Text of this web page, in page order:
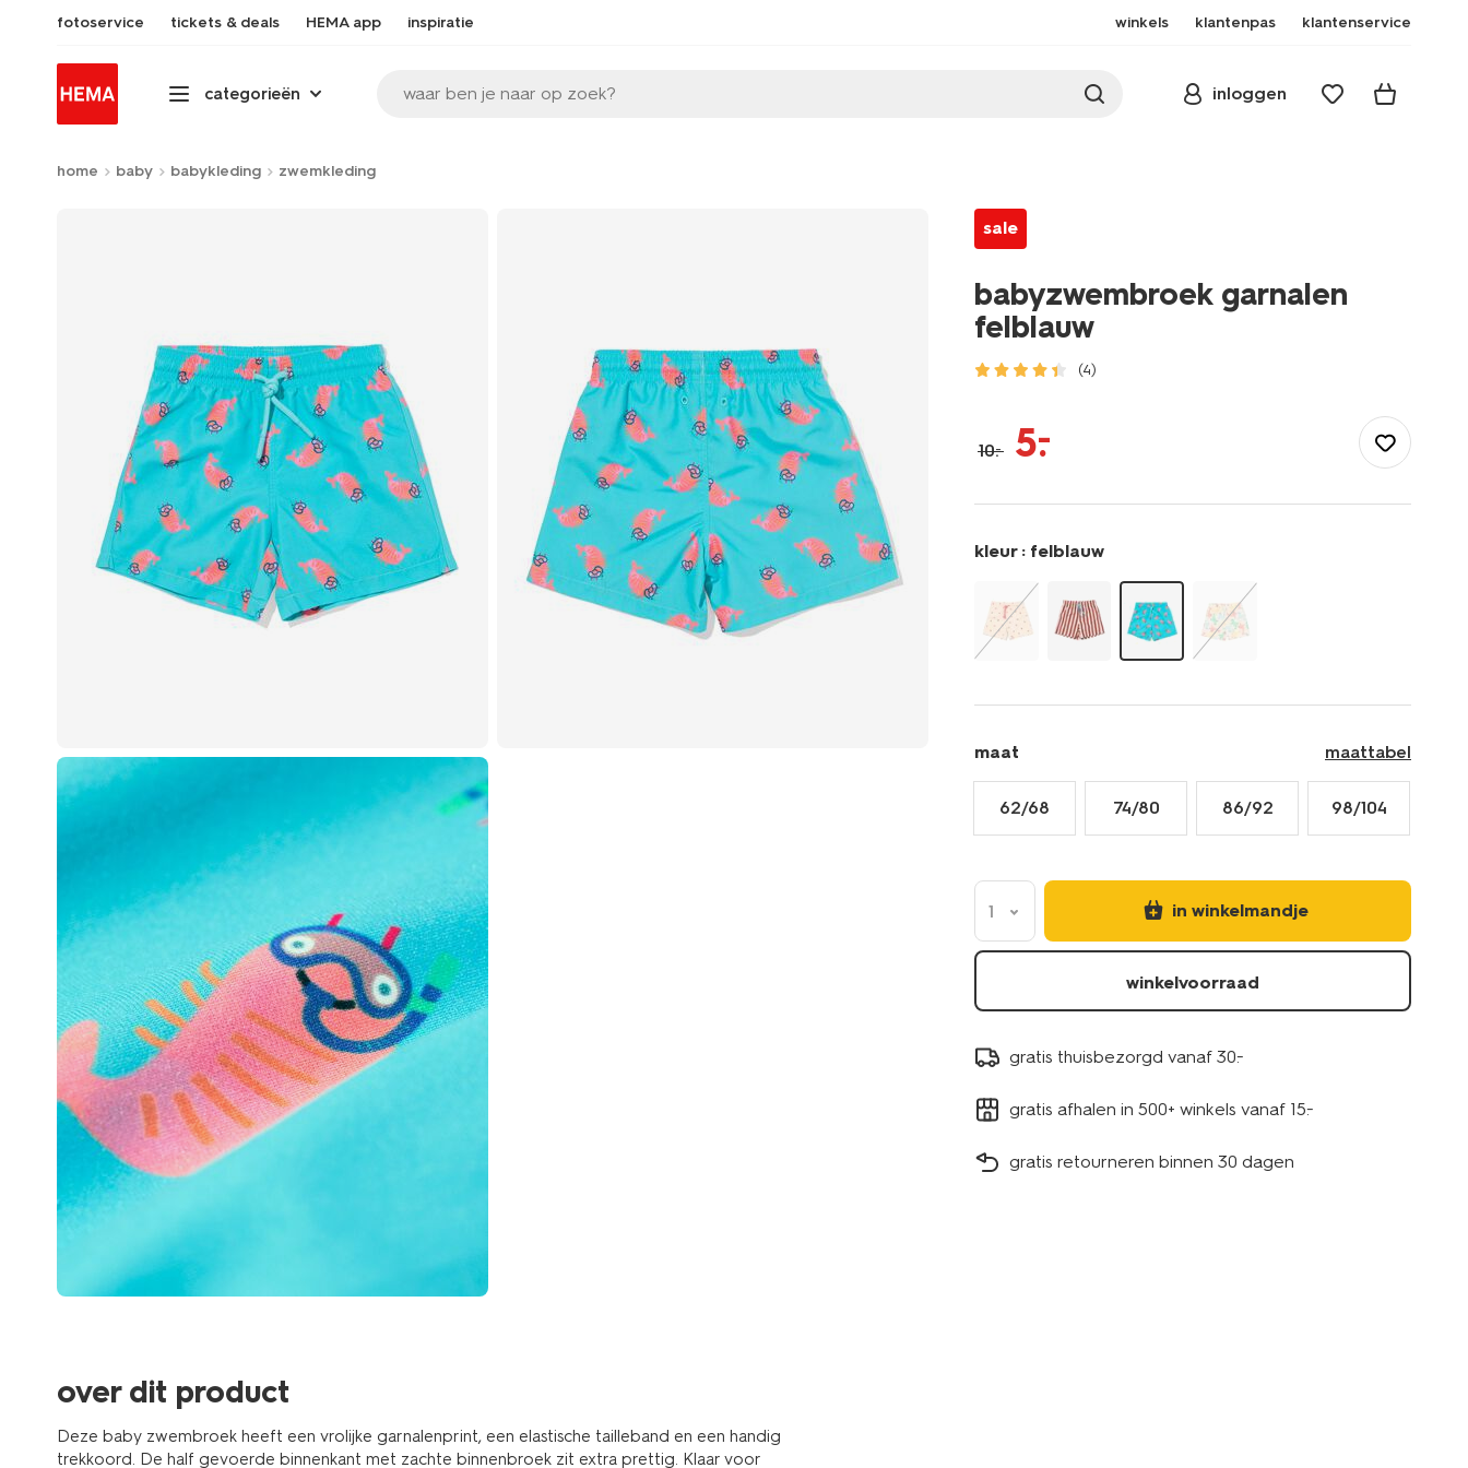
fotoservice tickets & deals HEMA app inspiratie winkels klantenpas klantenservice
categorieën waar ben je naar op zoek? inloggen
home baby babykleding zwemkleding
over dit product
Deze baby zwembroek heeft een vrolijke garnalenprint, een elastische tailleband en een handig
trekkoord. De half gevoerde binnenkant met zachte binnenbroek zit extra prettig. Klaar voor
sale
babyzwembroek garnalen
felblauw
(4)
zwembroeken/babyzwembroek-
10.– 5.
–
kleur : felblauw
maat maattabel
62/68 74/80 86/92 98/104
1 in winkelmandje
winkelvoorraad
gratis thuisbezorgd vanaf 30.-
gratis afhalen in 500+ winkels vanaf 15.-
gratis retourneren binnen 30 dagen